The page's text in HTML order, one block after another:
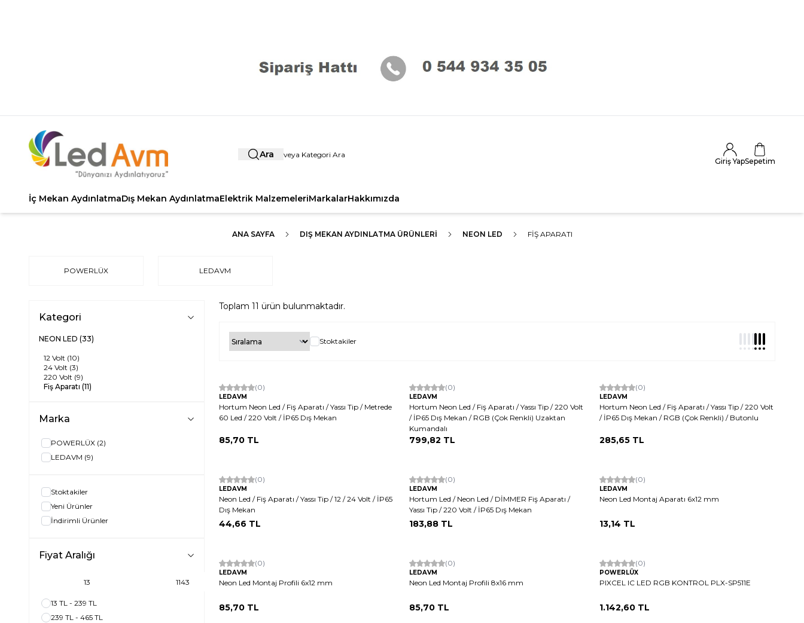
Ara
Giriş YapSepetim
İç Mekan AydınlatmaDış Mekan AydınlatmaElektrik MalzemeleriMarkalarHakkımızda
ANA SAYFA DIŞ MEKAN AYDINLATMA ÜRÜNLERI NEON LED FIŞ APARATI
POWERLÜX LEDAVM
Kategori
NEON LED (33)
12 Volt (10)
24 Volt (3)
220 Volt (9)
Fiş Aparatı (11)
Marka
POWERLÜX (2)
LEDAVM (9)
Stoktakiler
Yeni Ürünler
İndirimli Ürünler
Fiyat Aralığı
13 TL - 239 TL
239 TL - 465 TL
Toplam 11 ürün bulunmaktadır.
Stoktakiler
(0)
LEDAVM
Hortum Neon Led / Fiş Aparatı / Yassı Tip / Metrede
60 Led / 220 Volt / İP65 Dış Mekan
85,70 TL
(0)
LEDAVM
Hortum Neon Led / Fiş Aparatı / Yassı Tip / 220 Volt
/ İP65 Dış Mekan / RGB (Çok Renkli) Uzaktan
Kumandalı
799,82 TL
(0)
LEDAVM
Hortum Neon Led / Fiş Aparatı / Yassı Tip / 220 Volt
/ İP65 Dış Mekan / RGB (Çok Renkli) / Butonlu
285,65 TL
(0)
LEDAVM
Neon Led / Fiş Aparatı / Yassı Tip / 12 / 24 Volt / İP65
Dış Mekan
44,66 TL
(0)
LEDAVM
Hortum Led / Neon Led / DİMMER Fiş Aparatı /
Yassı Tip / 220 Volt / İP65 Dış Mekan
183,88 TL
(0)
LEDAVM
Neon Led Montaj Aparatı 6x12 mm
13,14 TL
(0)
LEDAVM
Neon Led Montaj Profili 6x12 mm
85,70 TL
(0)
LEDAVM
Neon Led Montaj Profili 8x16 mm
85,70 TL
(0)
POWERLÜX
PIXCEL IC LED RGB KONTROL PLX-SP511E
1.142,60 TL